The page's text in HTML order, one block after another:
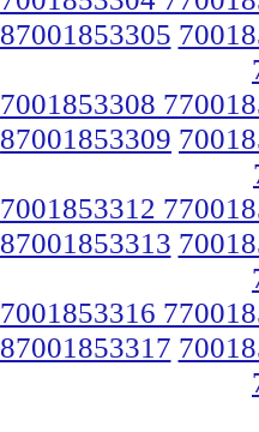
87001853305
7001853308
87001853309
7001853312
87001853313
7001853316
87001853317